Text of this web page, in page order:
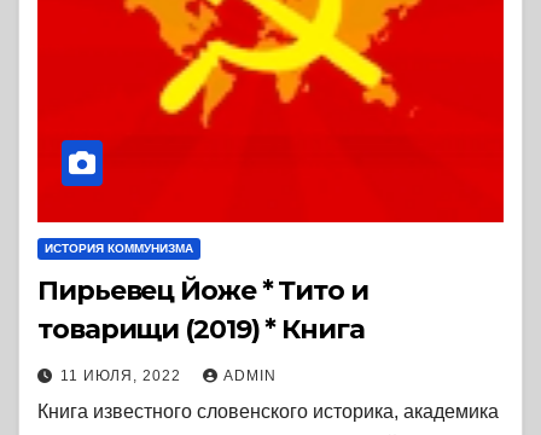
ИСТОРИЯ КОММУНИЗМА
Пирьевец Йоже * Тито и
товарищи (2019) * Книга
11 ИЮЛЯ, 2022 ADMIN
Книга известного словенского историка, академика